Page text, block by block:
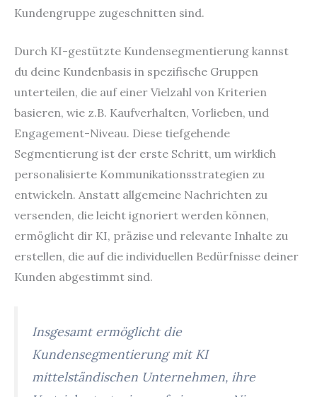
Kundengruppe zugeschnitten sind.
Durch KI-gestützte Kundensegmentierung kannst
du deine Kundenbasis in spezifische Gruppen
unterteilen, die auf einer Vielzahl von Kriterien
basieren, wie z.B. Kaufverhalten, Vorlieben, und
Engagement-Niveau. Diese tiefgehende
Segmentierung ist der erste Schritt, um wirklich
personalisierte Kommunikationsstrategien zu
entwickeln. Anstatt allgemeine Nachrichten zu
versenden, die leicht ignoriert werden können,
ermöglicht dir KI, präzise und relevante Inhalte zu
erstellen, die auf die individuellen Bedürfnisse deiner
Kunden abgestimmt sind.
Insgesamt ermöglicht die
Kundensegmentierung mit KI
mittelständischen Unternehmen, ihre